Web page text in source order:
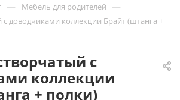
— Мебель для родителей —
доводчиками коллекции Брайт (штанга +
с
коллекции
+ полки)